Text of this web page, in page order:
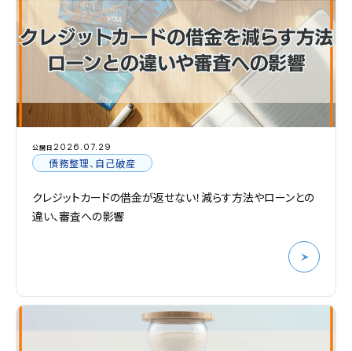
公開日 2026.07.29
債務整理、自己破産
クレジットカードの借金が返せない！減らす方法やローンとの
違い、審査への影響